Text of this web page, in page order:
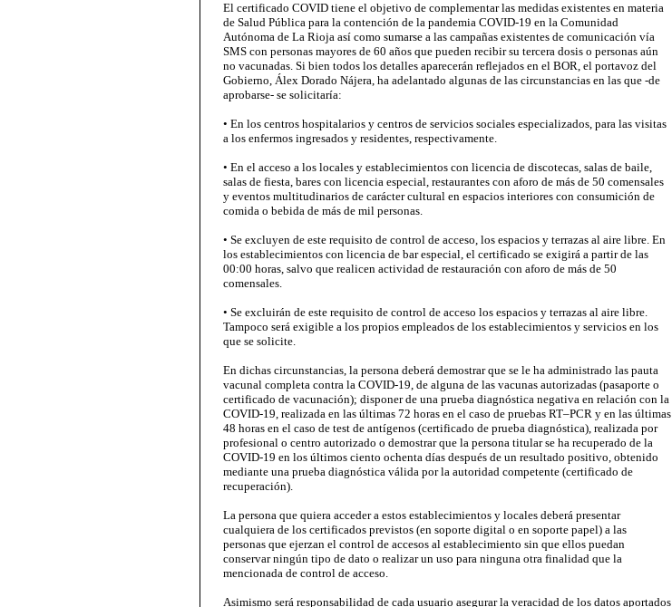
El certificado COVID tiene el objetivo de complementar las medidas existentes en materia
de Salud Pública para la contención de la pandemia COVID-19 en la Comunidad
Autónoma de La Rioja así como sumarse a las campañas existentes de comunicación vía
SMS con personas mayores de 60 años que pueden recibir su tercera dosis o personas aún
no vacunadas. Si bien todos los detalles aparecerán reflejados en el BOR, el portavoz del
Gobierno, Álex Dorado Nájera, ha adelantado algunas de las circunstancias en las que -de
aprobarse- se solicitaría:
• En los centros hospitalarios y centros de servicios sociales especializados, para las visitas
a los enfermos ingresados y residentes, respectivamente.
• En el acceso a los locales y establecimientos con licencia de discotecas, salas de baile,
salas de fiesta, bares con licencia especial, restaurantes con aforo de más de 50 comensales
y eventos multitudinarios de carácter cultural en espacios interiores con consumición de
comida o bebida de más de mil personas.
• Se excluyen de este requisito de control de acceso, los espacios y terrazas al aire libre. En
los establecimientos con licencia de bar especial, el certificado se exigirá a partir de las
00:00 horas, salvo que realicen actividad de restauración con aforo de más de 50
comensales.
• Se excluirán de este requisito de control de acceso los espacios y terrazas al aire libre.
Tampoco será exigible a los propios empleados de los establecimientos y servicios en los
que se solicite.
En dichas circunstancias, la persona deberá demostrar que se le ha administrado las pauta
vacunal completa contra la COVID-19, de alguna de las vacunas autorizadas (pasaporte o
certificado de vacunación); disponer de una prueba diagnóstica negativa en relación con la
COVID-19, realizada en las últimas 72 horas en el caso de pruebas RT–PCR y en las últimas
48 horas en el caso de test de antígenos (certificado de prueba diagnóstica), realizada por
profesional o centro autorizado o demostrar que la persona titular se ha recuperado de la
COVID-19 en los últimos ciento ochenta días después de un resultado positivo, obtenido
mediante una prueba diagnóstica válida por la autoridad competente (certificado de
recuperación).
La persona que quiera acceder a estos establecimientos y locales deberá presentar
cualquiera de los certificados previstos (en soporte digital o en soporte papel) a las
personas que ejerzan el control de accesos al establecimiento sin que ellos puedan
conservar ningún tipo de dato o realizar un uso para ninguna otra finalidad que la
mencionada de control de acceso.
Asimismo será responsabilidad de cada usuario asegurar la veracidad de los datos aportados